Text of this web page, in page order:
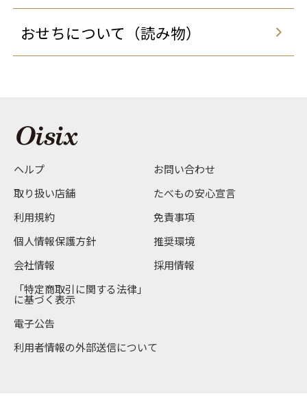
おせちについて（読み物）
ヘルプ
お問い合わせ
取り扱い店舗
たべもの安心宣言
利用規約
免責事項
個人情報保護方針
推奨環境
会社情報
採用情報
「特定商取引に関する法律」
に基づく表示
電子公告
利用者情報の外部送信について